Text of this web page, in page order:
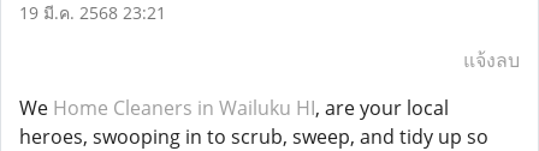
19 มี.ค. 2568 23:21
แจ้งลบ
We Home Cleaners in Wailuku HI, are your local
heroes, swooping in to scrub, sweep, and tidy up so